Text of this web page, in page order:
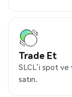
Trade Et
SLCL’i spot ve
satın.